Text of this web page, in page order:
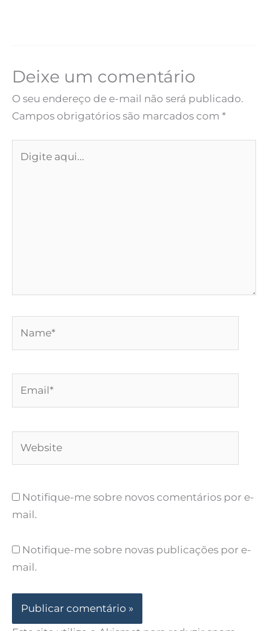
Deixe um comentário
O seu endereço de e-mail não será publicado.
Campos obrigatórios são marcados com *
aqui...
Notifique-me sobre novos comentários por e-
mail.
Notifique-me sobre novas publicações por e-
mail.